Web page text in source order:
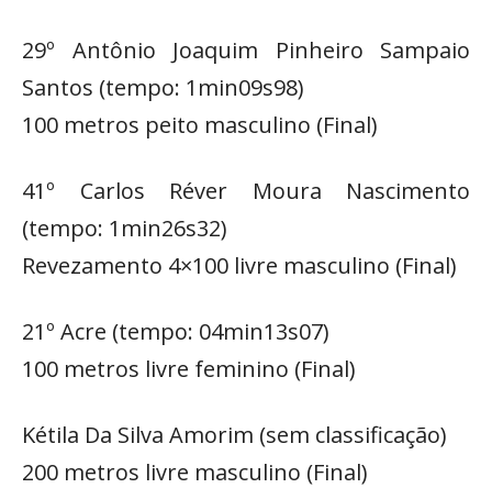
29º Antônio Joaquim Pinheiro Sampaio
Santos (tempo: 1min09s98)
100 metros peito masculino (Final)
41º Carlos Réver Moura Nascimento
(tempo: 1min26s32)
Revezamento 4×100 livre masculino (Final)
21º Acre (tempo: 04min13s07)
100 metros livre feminino (Final)
Kétila Da Silva Amorim (sem classificação)
200 metros livre masculino (Final)